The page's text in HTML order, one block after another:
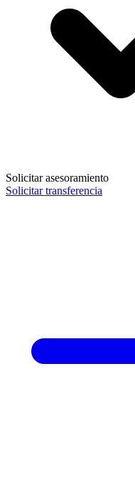
Solicitar asesoramiento
Solicitar transferencia